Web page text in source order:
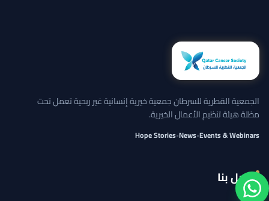
الجمعية القطرية للسرطان جمعية خيرية إنسانية غير ربحية تعمل تحت
مظلة هيئة تنظيم الأعمال الخيرية.
Events & Webinars
•
News
•
Hope Stories
اتصل بنا